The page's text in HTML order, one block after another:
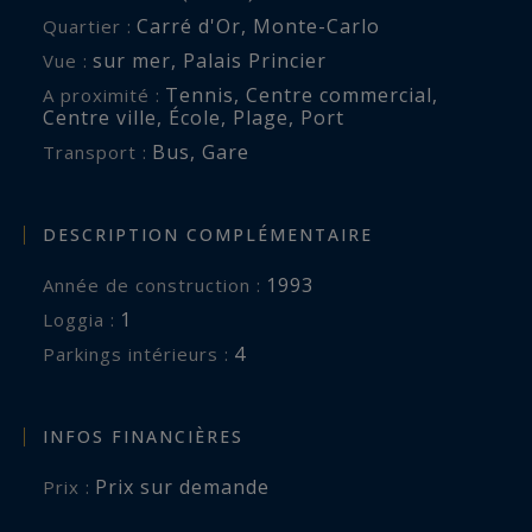
bénéficiant d’un balcon privatif. Enfin, une
magnifique cuisine entièrement équipée avec
tout le matériel moderne se situe en retrait,
derrière la salle à manger. L’appartement
comprend également un cellier, une réserve, une
entrée de service avec toilette séparée.
l’immeuble.
agence immobiliere de luxe pour votre recherche
Quartier : Carré d'Or, Monte-Carlo
Vue : sur mer, Palais Princier
A proximité : Tennis, Centre commercial,
Centre ville, École, Plage, Port
Transport : Bus, Gare
DESCRIPTION COMPLÉMENTAIRE
Année de construction : 1993
loggia : 1
parkings intérieurs : 4
INFOS FINANCIÈRES
Prix : Prix sur demande